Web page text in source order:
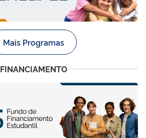
Mais Programas
FINANCIAMENTO